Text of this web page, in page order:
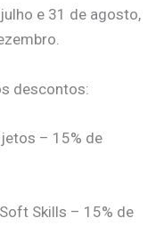
e 31 de agosto,
descontos:
– 15% de
Skills – 15% de